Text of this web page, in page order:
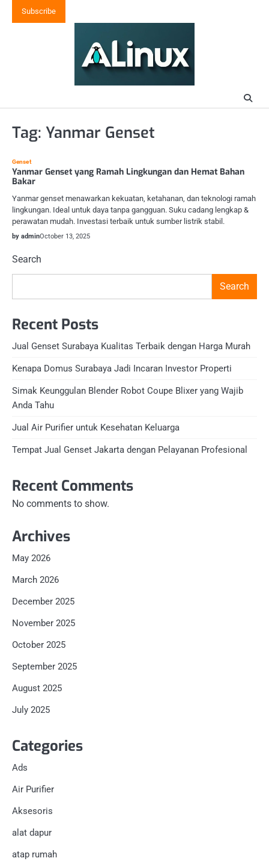
Subscribe
Tag: Yanmar Genset
Genset
Yanmar Genset yang Ramah Lingkungan dan Hemat Bahan
Bakar
Yanmar genset menawarkan kekuatan, ketahanan, dan teknologi ramah
lingkungan. Ideal untuk daya tanpa gangguan. Suku cadang lengkap &
perawatan mudah. Investasi terbaik untuk sumber listrik stabil.
by adminOctober 13, 2025
Search
Search
Recent Posts
Jual Genset Surabaya Kualitas Terbaik dengan Harga Murah
Kenapa Domus Surabaya Jadi Incaran Investor Properti
Simak Keunggulan Blender Robot Coupe Blixer yang Wajib
Anda Tahu
Jual Air Purifier untuk Kesehatan Keluarga
Tempat Jual Genset Jakarta dengan Pelayanan Profesional
Recent Comments
No comments to show.
Archives
May 2026
March 2026
December 2025
November 2025
October 2025
September 2025
August 2025
July 2025
Categories
Ads
Air Purifier
Aksesoris
alat dapur
atap rumah